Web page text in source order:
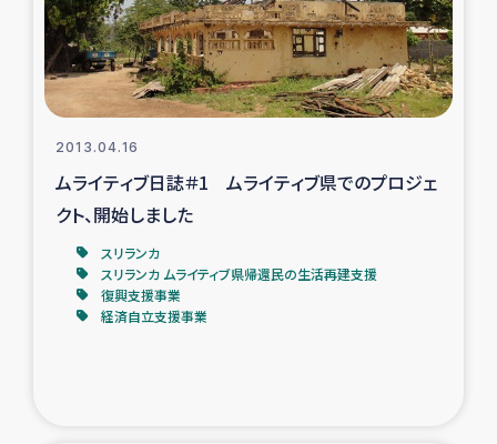
2013.04.16
ムライティブ日誌＃1 ムライティブ県でのプロジェ
クト、開始しました
スリランカ
スリランカ ムライティブ県帰還民の生活再建支援
復興支援事業
経済自立支援事業